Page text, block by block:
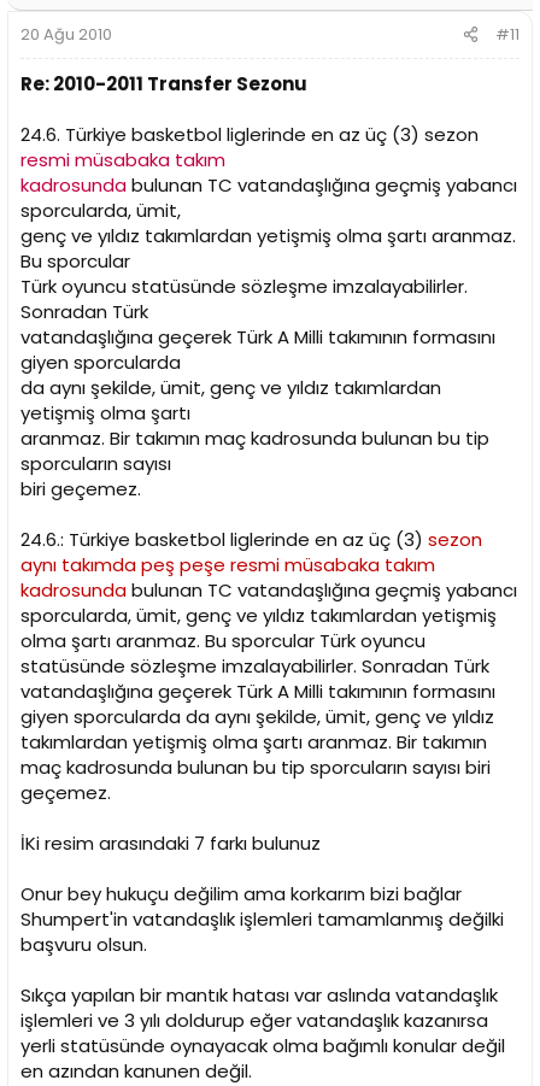
20 Ağu 2010 #11
Re: 2010-2011 Transfer Sezonu
24.6. Türkiye basketbol liglerinde en az üç (3) sezon
resmi müsabaka takım
kadrosundabulunan TC vatandaşlığına geçmiş yabancı
sporcularda, ümit,
genç ve yıldız takımlardan yetişmiş olma şartı aranmaz.
Bu sporcular
Türk oyuncu statüsünde sözleşme imzalayabilirler.
Sonradan Türk
vatandaşlığına geçerek Türk A Milli takımının formasını
giyen sporcularda
da aynı şekilde, ümit, genç ve yıldız takımlardan
yetişmiş olma şartı
aranmaz. Bir takımın maç kadrosunda bulunan bu tip
sporcuların sayısı
biri geçemez.
24.6.: Türkiye basketbol liglerinde en az üç (3) sezon
aynı takımda peş peşe resmi müsabaka takım
kadrosundabulunan TC vatandaşlığına geçmiş yabancı
sporcularda, ümit, genç ve yıldız takımlardan yetişmiş
olma şartı aranmaz. Bu sporcular Türk oyuncu
statüsünde sözleşme imzalayabilirler. Sonradan Türk
vatandaşlığına geçerek Türk A Milli takımının formasını
giyen sporcularda da aynı şekilde, ümit, genç ve yıldız
takımlardan yetişmiş olma şartı aranmaz. Bir takımın
maç kadrosunda bulunan bu tip sporcuların sayısı biri
geçemez.
İKi resim arasındaki 7 farkı bulunuz
Onur bey hukuçu değilim ama korkarım bizi bağlar
Shumpert'in vatandaşlık işlemleri tamamlanmış değilki
başvuru olsun.
Sıkça yapılan bir mantık hatası var aslında vatandaşlık
işlemleri ve 3 yılı doldurup eğer vatandaşlık kazanırsa
yerli statüsünde oynayacak olma bağımlı konular değil
en azından kanunen değil.